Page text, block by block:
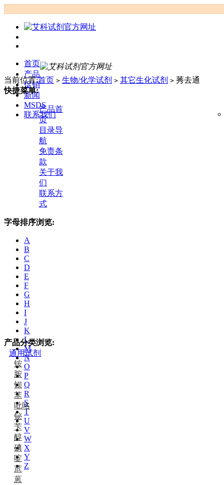
首页
产品
促销
新闻
MSDS
联系我们
当前位置:首页 > 生物/化学试剂 > 其它生化试剂 > 莠去通
快捷菜单:
产品首
页
目录导
航
免责条
款
关于我
们
联系方
式
字母排序浏览:
A
B
C
D
E
F
G
H
I
J
K
L
M
N
O
P
Q
R
S
T
U
V
W
X
Y
Z
产品分类浏览:
通用试剂
铵
胺
钡
苯
吡咯
铋
苄
醇
碘
啶
苊
蒽